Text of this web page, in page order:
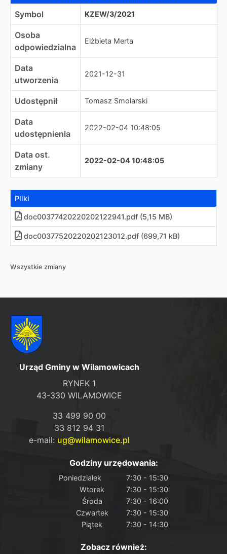
Symbol KZEW/3/2021
Osoba
odpowiedzialna
Elżbieta Merta
Data
utworzenia
2021-12-31
Udostępnił Tomasz Smolarski
Data
udostępnienia
2022-02-04 10:48:05
Data ost.
zmiany
2022-02-04 10:48:05
Pliki
doc00377420220202122941.pdf (5,15 MB)
doc00377520220202123012.pdf (699,71 kB)
Wszystkie zmiany
Urząd Gminy w Wilamowicach
RYNEK 1
43-330 WILAMOWICE
33 499 90 00
33 812 94 31
e-mail: ug@wilamowice.pl
Godziny urzędowania:
Poniedziałek
7:30 - 15:30
Wtorek
7:30 - 15:30
Środa
7:30 - 16:00
Czwartek
7:30 - 15:30
Piątek
7:30 - 14:30
Zobacz również: